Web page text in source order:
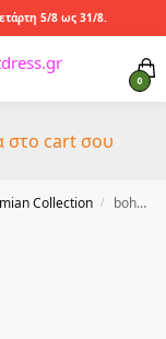
5/8 ως 31/8.
0
cart σου
Collection / boho luxe βραχιόλια natural Horn & Bronze